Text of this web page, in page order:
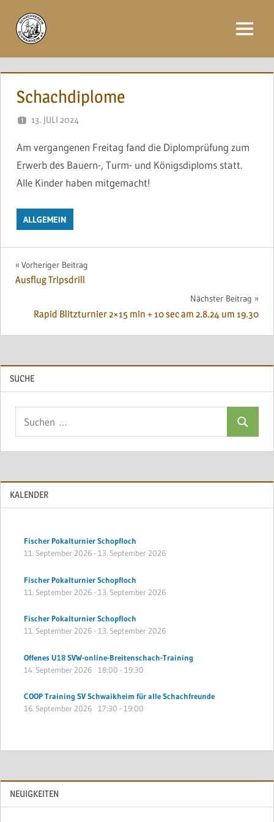
Inhalt
springen
Menü
Schachdiplome
13. JULI 2024
Am vergangenen Freitag fand die Diplomprüfung zum
Erwerb des Bauern-, Turm- und Königsdiploms statt.
Alle Kinder haben mitgemacht!
ALLGEMEIN
Beitragsnavigation
Vorheriger Beitrag
Ausflug Tripsdrill
Nächster Beitrag
Rapid Blitzturnier 2×15 min + 10 sec am 2.8.24 um 19.30
SUCHE
Suchen
KALENDER
Fischer Pokalturnier Schopfloch
11. September 2026- 13. September 2026
Fischer Pokalturnier Schopfloch
11. September 2026- 13. September 2026
Fischer Pokalturnier Schopfloch
11. September 2026- 13. September 2026
Offenes U18 SVW-online-Breitenschach-Training
14. September 2026 18:00 - 19:30
COOP Training SV Schwaikheim für alle Schachfreunde
16. September 2026 17:30 - 19:00
NEUIGKEITEN